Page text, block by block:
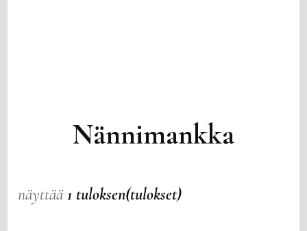
Nännimankka
näyttää1 tuloksen(tulokset)